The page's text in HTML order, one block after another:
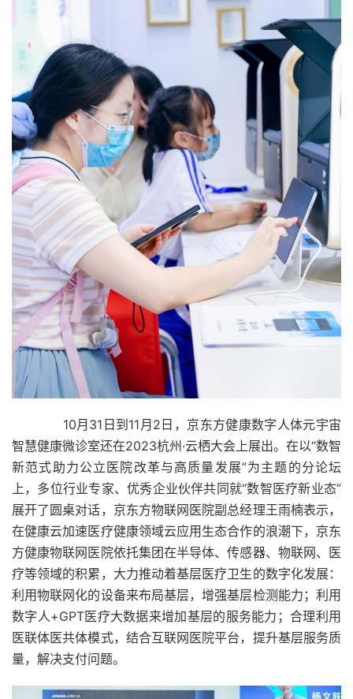
10月31日到11月2日，京东方健康数字人体元宇宙
智慧健康微诊室还在2023杭州·云栖大会上展出。在以“数智
新范式助力公立医院改革与高质量发展”为主题的分论坛
上，多位行业专家、优秀企业伙伴共同就“数智医疗新业态”
展开了圆桌对话，京东方物联网医院副总经理王雨楠表示，
在健康云加速医疗健康领域云应用生态合作的浪潮下，京东
方健康物联网医院依托集团在半导体、传感器、物联网、医
疗等领域的积累，大力推动着基层医疗卫生的数字化发展：
利用物联网化的设备来布局基层，增强基层检测能力；利用
数字人+GPT医疗大数据来增加基层的服务能力；合理利用
医联体医共体模式，结合互联网医院平台，提升基层服务质
量，解决支付问题。